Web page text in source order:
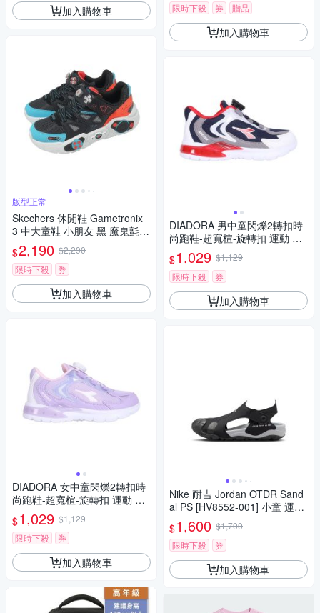
加入購物車
版型正常
Skechers 休閒鞋 Gametronix
3 中大童鞋 小朋友 黑 魔鬼氈
電玩 402277LBKMT
$2,190 $2,290
限時下殺
券
加入購物車
DIADORA 女中童閃爍2轉扣時
尚跑鞋-超寬楦-旋轉扣 運動 休
閒 童鞋 DA1621517 紫粉白
$1,029 $1,129
限時下殺
券
加入購物車
限時下殺
券 贈品
加入購物車
DIADORA 男中童閃爍2轉扣時
尚跑鞋-超寬楦-旋轉扣 運動 休
閒 童鞋 DA1621516 丈青白灰
紅
$1,029 $1,129
限時下殺
券
加入購物車
Nike 耐吉 Jordan OTDR Sand
al PS [HV8552-001] 小童 運動
涼鞋 休閒鞋 涼鞋 黑灰
$1,600 $1,700
限時下殺
券
加入購物車